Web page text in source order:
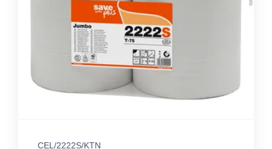
CEL/2222S/KTN